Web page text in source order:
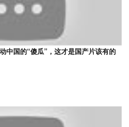
中国的“傻瓜”，这才是国产片该有的